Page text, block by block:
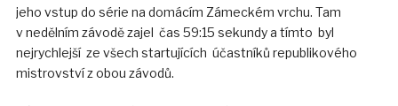
jeho vstup do série na domácím Zámeckém vrchu. Tam
v nedělním závodě zajel čas 59:15 sekundy a tímto byl
nejrychlejší ze všech startujících účastníků republikového
mistrovství z obou závodů.